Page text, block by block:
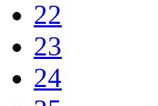
22
23
24